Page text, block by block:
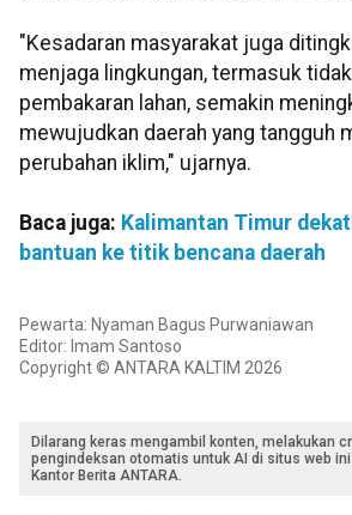
"Kesadaran masyarakat juga
menjaga lingkungan, termasuk
pembakaran lahan, semakin
mewujudkan daerah yang tangguh
perubahan iklim," ujarnya.
Baca juga: Kalimantan Timur
bantuan ke titik bencana daerah
Pewarta: Nyaman Bagus Purwaniawan
Editor: Imam Santoso
Copyright © ANTARA KALTIM 2026
Dilarang keras mengambil konten, melakukan
pengindeksan otomatis untuk AI di situs web
Kantor Berita ANTARA.